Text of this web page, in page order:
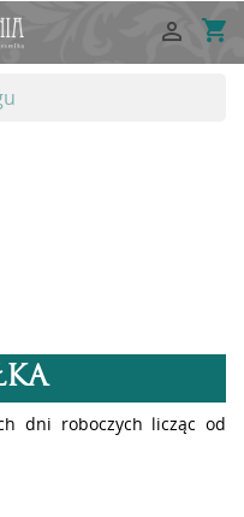
shopping_cart

dni roboczych licząc od